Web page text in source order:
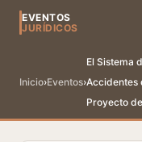
EVENTOS
JURÍDICOS
Inicio›Eventos›
El Sistema
Accidentes
Proyecto